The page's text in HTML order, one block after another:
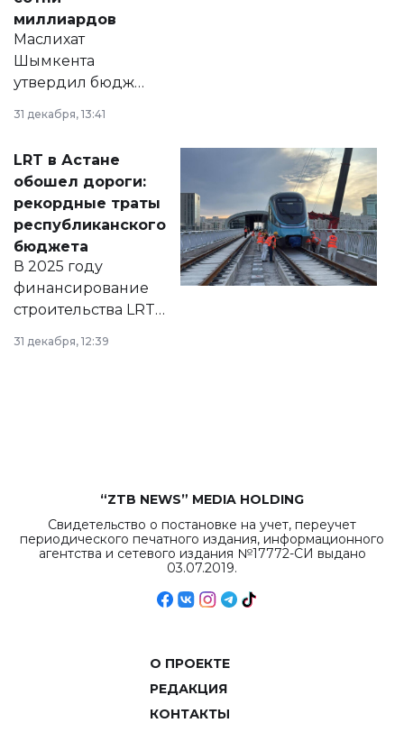
миллиардов
Маслихат
Шымкента
утвердил бюджет
города на 2026–
2028 годы.
документ
появился в базе
нормативных
правовых актов и
на сайте маслихат
города.
31 декабря, 13:41
LRT в Астане
обошел дороги:
рекордные траты
республиканского
бюджета
В 2025 году
финансирование
строительства LRT
в Астане из
республиканского
31 декабря, 12:39
“ZTB NEWS” MEDIA HOLDING
Свидетельство о постановке на учет, переучет
периодического печатного издания, информационного
агентства и сетевого издания №17772-СИ выдано
03.07.2019.
О ПРОЕКТЕ
РЕДАКЦИЯ
КОНТАКТЫ